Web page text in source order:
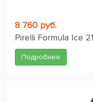
8 760 руб.
Pirelli Formula Ice
Подробнее